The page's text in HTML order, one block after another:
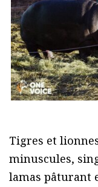
Tigres et
minuscules,
lamas pâturant